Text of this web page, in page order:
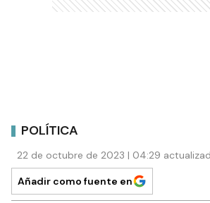
POLÍTICA
22 de octubre de 2023 | 04:29
Añadir como fuente en